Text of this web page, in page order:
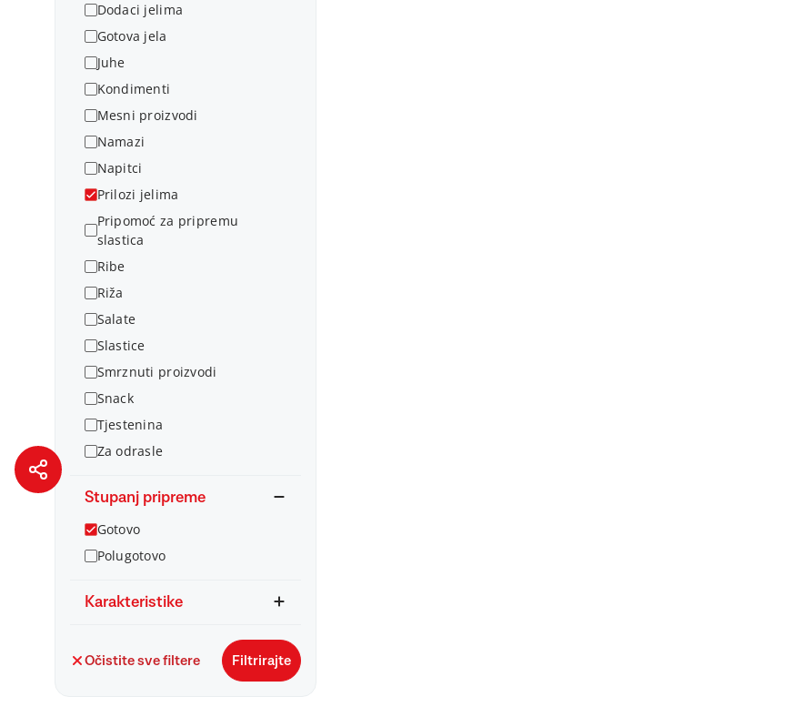
Dodaci jelima
Gotova jela
Juhe
Kondimenti
Mesni proizvodi
Namazi
Napitci
Prilozi jelima
Pripomoć za pripremu
slastica
Ribe
Riža
Salate
Slastice
Smrznuti proizvodi
Snack
Tjestenina
Za odrasle
Stupanj pripreme
Gotovo
Polugotovo
Karakteristike
Očistite sve filtere Filtrirajte